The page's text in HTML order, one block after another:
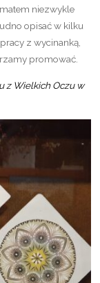
niezwykle
opisać w kilku
z wycinanką,
promować.
z Wielkich Oczu w